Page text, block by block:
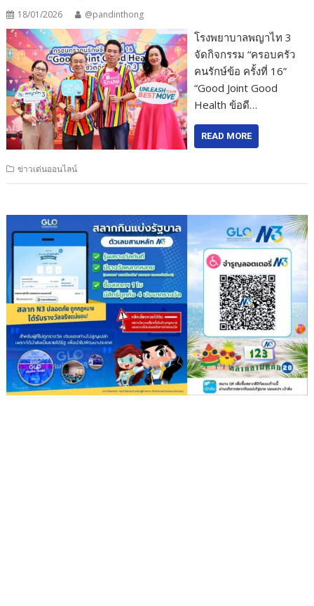
18/01/2026 @pandinthong
โรงพยาบาลพญาไท 3
จัดกิจกรรม “ครอบครัว
คนรักษ์ข้อ ครั้งที่ 16”
“Good Joint Good
Health ข้อดี…
READ MORE
ข่าวเด่นออนไลน์